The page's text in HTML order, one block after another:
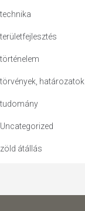
technika
területfejlesztés
történelem
törvények, határozatok
tudomány
Uncategorized
zöld átállás